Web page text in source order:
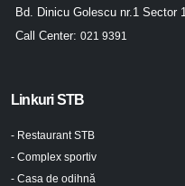
Bd. Dinicu Golescu nr.1 Sector 1
Call Center: 021 9391
Linkuri STB
- Restaurant STB
- Complex sportiv
- Casa de odihnă